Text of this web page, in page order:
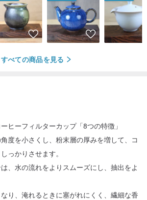
すべての商品を見る
ヒーフィルターカップ「8つの特徴」
度を小さくし、粉末層の厚みを増して、コ
っかりさせます。
、水の流れをよりスムーズにし、抽出をよ
り、淹れるときに塞がれにくく、繊細な香